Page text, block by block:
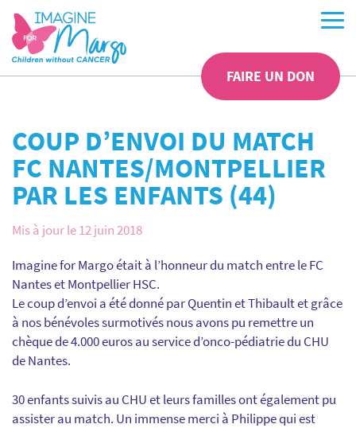
FAIRE UN DON
COUP D’ENVOI DU MATCH
FC NANTES/MONTPELLIER
PAR LES ENFANTS (44)
Mis à jour le 12 juin 2018
Imagine for Margo était à l’honneur du match entre le FC
Nantes et Montpellier HSC.
Le coup d’envoi a été donné par Quentin et Thibault et grâce
à nos bénévoles surmotivés nous avons pu remettre un
chèque de 4.000 euros au service d’onco-pédiatrie du CHU
de Nantes.
30 enfants suivis au CHU et leurs familles ont également pu
assister au match. Un immense merci à Philippe qui est